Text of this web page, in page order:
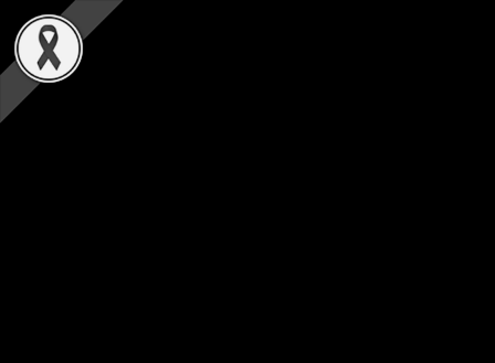
ชั้น 4 อาคารสุขภาพแห่งชาติ เลขที่ 88/39 ถ.ติวานนท์ 14
ต.ตลาดขวัญ อ.เมือง จ.นนทบุรี 11000
ขนาดตัวอักษร